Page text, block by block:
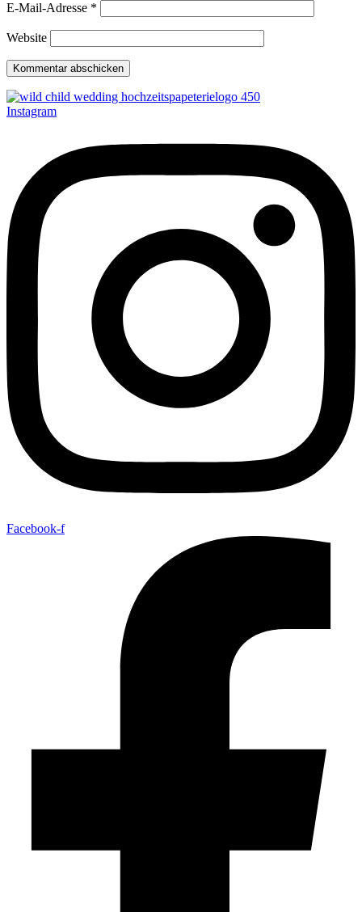
E-Mail-Adresse *
Website
Instagram
Facebook-f